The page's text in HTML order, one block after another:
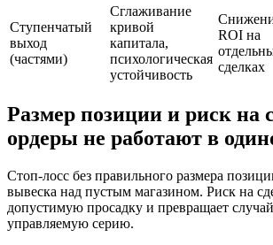
Ступенчатый
выход
(частями)
Сглаживание
кривой
капитала,
психологическая
устойчивость
ROI на
сделках
Размер позиции и риск на
ордеры не работают в
Стоп‑лосс без правильного размера
вывеска над пустым магазином. Риск на
допустимую просадку и превращает
управляемую серию.